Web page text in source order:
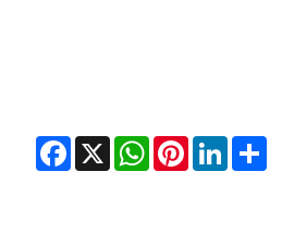
Facebook
X WhatsAppPinterestLinkedIn